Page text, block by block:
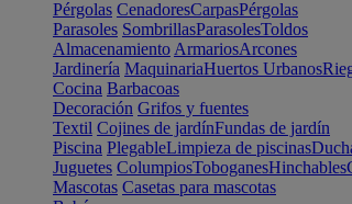
Pérgolas CenadoresCarpasPérgolas
Parasoles SombrillasParasolesToldos
Almacenamiento ArmariosArcones
Jardinería MaquinariaHuertos Urbanos
Cocina Barbacoas
Decoración Grifos y fuentes
Textil Cojines de jardínFundas de jardín
Piscina PlegableLimpieza de piscinas
Juguetes ColumpiosToboganesHinchables
Mascotas Casetas para mascotas